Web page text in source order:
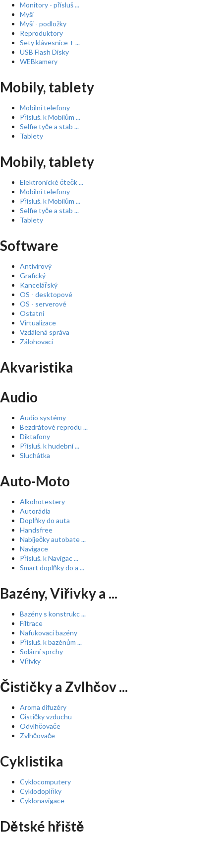
Monitory - přísluš ...
Myši
Myši - podložky
Reproduktory
Sety klávesnice + ...
USB Flash Disky
WEBkamery
Mobily, tablety
Mobilní telefony
Přísluš. k Mobilům ...
Selfie tyče a stab ...
Tablety
Mobily, tablety
Elektronické čtečk ...
Mobilní telefony
Přísluš. k Mobilům ...
Selfie tyče a stab ...
Tablety
Software
Antivirový
Grafický
Kancelářský
OS - desktopové
OS - serverové
Ostatní
Virtualizace
Vzdálená správa
Zálohovací
Akvaristika
Audio
Audio systémy
Bezdrátové reprodu ...
Diktafony
Přísluš. k hudební ...
Sluchátka
Auto-Moto
Alkohotestery
Autorádia
Doplňky do auta
Handsfree
Nabíječky autobate ...
Navigace
Přísluš. k Navigac ...
Smart doplňky do a ...
Bazény, Viřivky a ...
Bazény s konstrukc ...
Filtrace
Nafukovací bazény
Přísluš. k bazénům ...
Solární sprchy
Vířivky
Čističky a Zvlhčov ...
Aroma difuzéry
Čističky vzduchu
Odvlhčovače
Zvlhčovače
Cyklistika
Cyklocomputery
Cyklodoplňky
Cyklonavigace
Dětské hřiště